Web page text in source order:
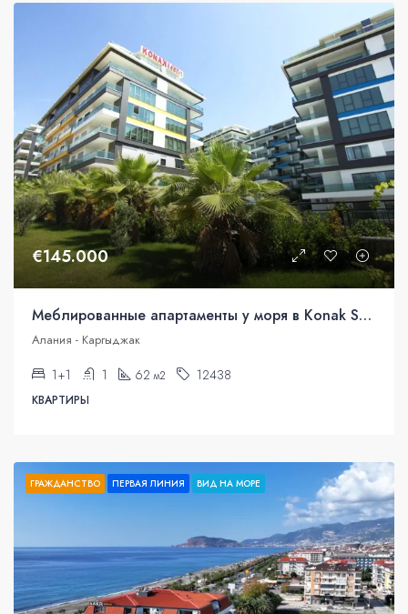
€145.000
Меблированные апартаменты у моря в Konak Seaside Resort
Алания - Каргыджак
1+1 1 62 м2 12438
КВАРТИРЫ
ГРАЖДАНСТВО ПЕРВАЯ ЛИНИЯ ВИД НА МОРЕ